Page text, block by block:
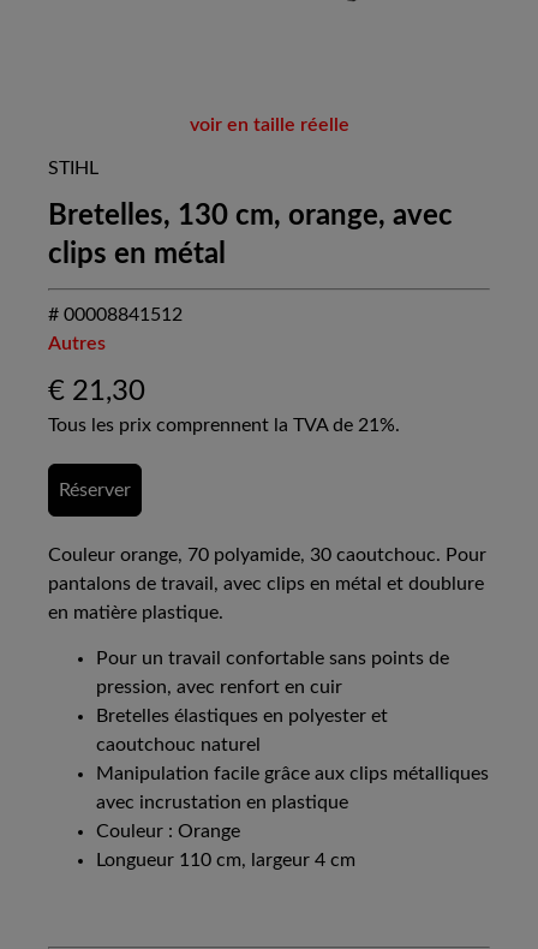
voir en taille réelle
STIHL
Bretelles, 130 cm, orange, avec
clips en métal
# 00008841512
Autres
€ 21,30
Tous les prix comprennent la TVA de 21%.
Réserver
Couleur orange, 70 polyamide, 30 caoutchouc. Pour
pantalons de travail, avec clips en métal et doublure
en matière plastique.
Pour un travail confortable sans points de
pression, avec renfort en cuir
Bretelles élastiques en polyester et
caoutchouc naturel
Manipulation facile grâce aux clips métalliques
avec incrustation en plastique
Couleur : Orange
Longueur 110 cm, largeur 4 cm